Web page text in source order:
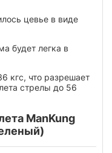
цевье в виде
будет легка в
кгс, что разрешает
стрелы до 56
ManKung